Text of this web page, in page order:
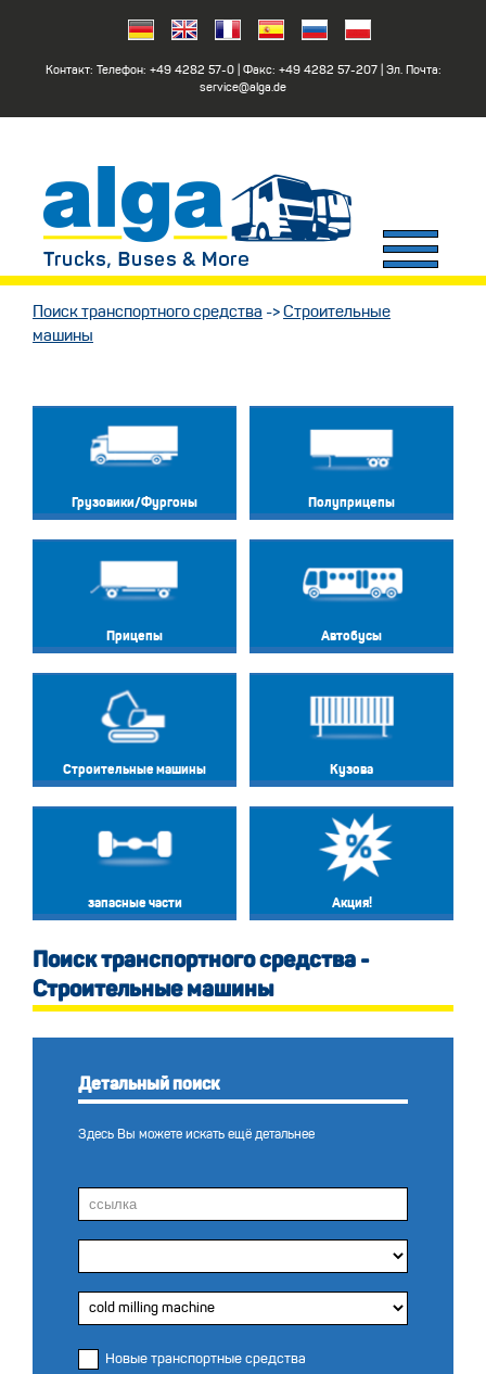
Контакт: Телефон: +49 4282 57-0| Факс: +49 4282 57-207| Эл. Почта:
service@alga.de
Поиск транспортного средства -> Строительные
машины
Грузовики/Фургоны Полуприцепы
Прицепы Автобусы
Строительные машины Кузова
запасные части Акция!
Поиск транспортного средства -
Строительные машины
Детальный поиск
Здесь Вы можете искать ещё детальнее
Новые транспортные средства